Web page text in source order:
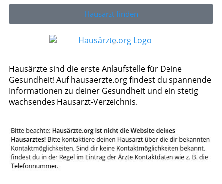
Hausarzt finden
Hausärzte sind die erste Anlaufstelle für Deine
Gesundheit! Auf hausaerzte.org findest du spannende
Informationen zu deiner Gesundheit und ein stetig
wachsendes Hausarzt-Verzeichnis.